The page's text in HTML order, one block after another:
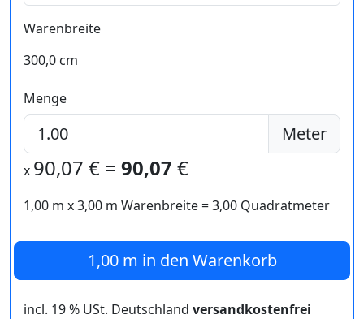
Warenbreite
300,0 cm
Menge
Meter
x 90,07 € = 90,07 €
1,00 m x3,00 m Warenbreite =3,00 Quadratmeter
1,00 m in den Warenkorb
incl. 19 % USt. Deutschland versandkostenfrei